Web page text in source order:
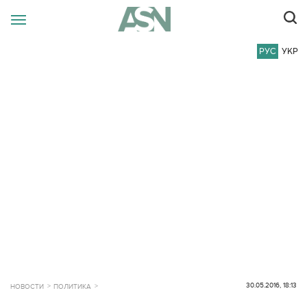
РУС УКР
НОВОСТИ ПОЛИТИКА 30.05.2016, 18:13